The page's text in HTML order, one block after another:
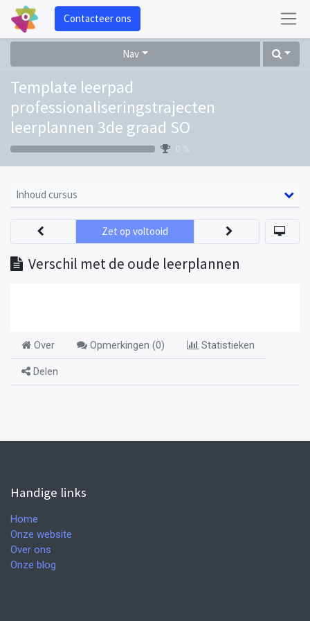
Contacteer ons
Nav
Template leerpad
professionaliseringstrajecten
leerplannen 3de graad SO
0 %
Inhoud cursus
Verschil met de oude leerplannen
Zet op voltooid
Over Opmerkingen (0) Statistieken
Delen
Handige links
Home
Onze website
Over ons
Onze blog